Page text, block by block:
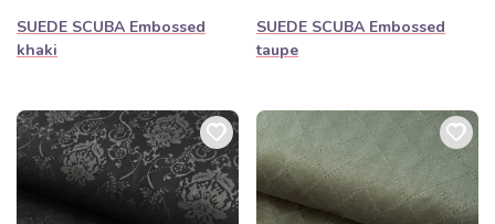
SUEDE SCUBA Embossed
khaki
SUEDE SCUBA Embossed
taupe